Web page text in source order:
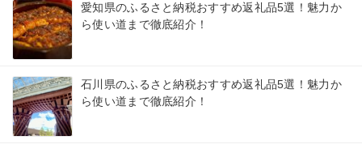
愛知県のふるさと納税おすすめ返礼品5選！魅力か
ら使い道まで徹底紹介！
石川県のふるさと納税おすすめ返礼品5選！魅力か
ら使い道まで徹底紹介！